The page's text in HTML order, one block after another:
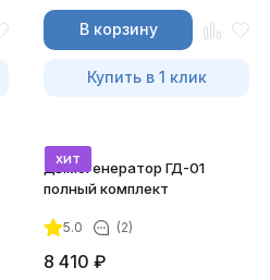
В корзину
Купить в 1 клик
хит
Дымогенератор ГД-01
полный комплект
5.0 (2)
8 410 ₽